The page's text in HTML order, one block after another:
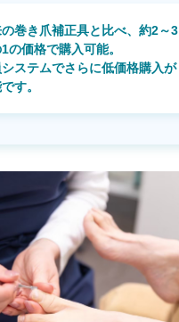
巻き爪補正具と比べ、約2～3
の価格で購入可能。
ステムでさらに低価格購入が
す。